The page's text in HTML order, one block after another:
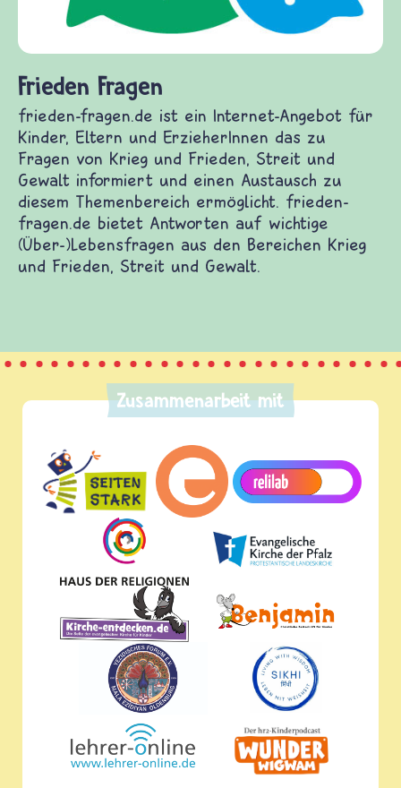
für
durchstöbern und allerlei entdecken.
Zusammenarbeit mit